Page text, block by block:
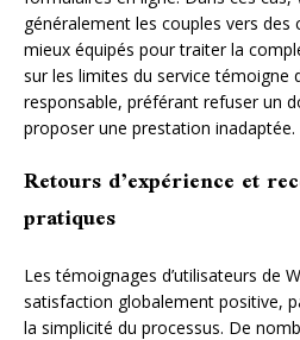
généralement les couples vers des
mieux équipés pour traiter la
sur les limites du service témoigne
responsable, préférant refuser un
proposer une prestation inadaptée.
Retours d’expérience et
pratiques
Les témoignages d’utilisateurs de
satisfaction globalement positive,
la simplicité du processus. De